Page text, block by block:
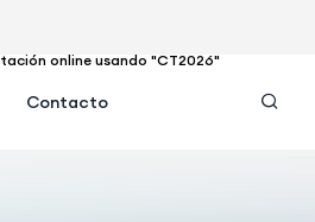
online usando "CT2026"
Contacto